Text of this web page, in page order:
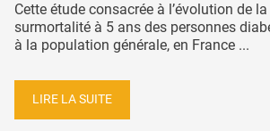
Cette étude consacrée à l’évolution de
surmortalité à 5 ans des personnes
à la population générale, en France ...
LIRE LA SUITE